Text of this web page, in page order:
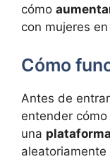
cómo
con mujeres
Cómo
Antes de
entender
una